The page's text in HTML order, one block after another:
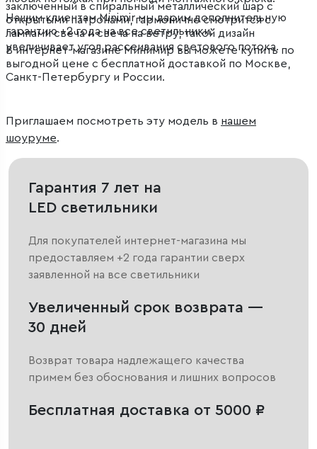
заключенный в спиральный металлический шар с
открытыми патронами, гармонично смотрится с
лампами свеча и свеча на ветру, такой дизайн
увеличивает угол рассеивания светового потока.
Нашим клиентам Minimir мы дарим дополнительную
гарантию +2 года на все светильники.
В интернет-магазине Минимир вы можете купить по
выгодной цене с бесплатной доставкой по Москве,
Санкт-Петербургу и России.
Приглашаем посмотреть эту модель в нашем
шоуруме.
Гарантия 7 лет на
LED светильники
Для покупателей интернет-магазина мы
предоставляем +2 года гарантии сверх
заявленной на все светильники
Увеличенный срок возврата —
30 дней
Возврат товара надлежащего качества
примем без обоснования и лишних вопросов
Бесплатная доставка от 5000 ₽